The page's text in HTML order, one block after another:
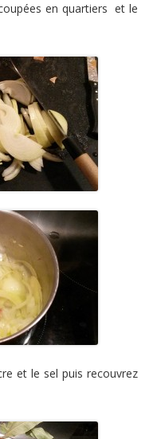
en quartiers et le
et le sel puis recouvrez